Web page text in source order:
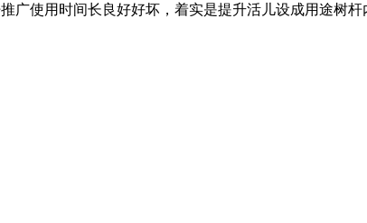
广使用时间长良好好坏，着实是提升活儿设成用途树